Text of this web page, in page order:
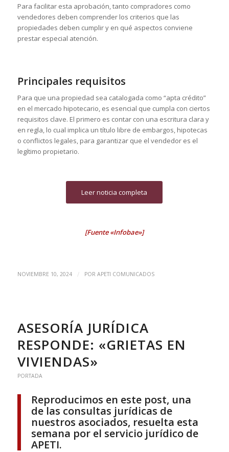
Para facilitar esta aprobación, tanto compradores como
vendedores deben comprender los criterios que las
propiedades deben cumplir y en qué aspectos conviene
prestar especial atención.
Principales requisitos
Para que una propiedad sea catalogada como “apta crédito”
en el mercado hipotecario, es esencial que cumpla con ciertos
requisitos clave. El primero es contar con una escritura clara y
en regla, lo cual implica un título libre de embargos, hipotecas
o conflictos legales, para garantizar que el vendedor es el
legítimo propietario.
Leer noticia completa
[Fuente «Infobae»]
NOVIEMBRE 10, 2024 / POR APETI COMUNICADOS
ASESORÍA JURÍDICA
RESPONDE: «GRIETAS EN
VIVIENDAS»
PORTADA
Reproducimos en este post, una
de las consultas jurídicas de
nuestros asociados, resuelta esta
semana por el servicio jurídico de
APETI.